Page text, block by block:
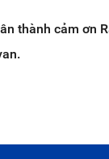
thành cảm ơn